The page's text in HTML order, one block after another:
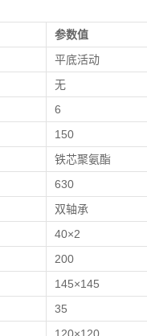
参数值
平底活动
无
6
150
铁芯聚氨酯
630
双轴承
40×2
200
145×145
35